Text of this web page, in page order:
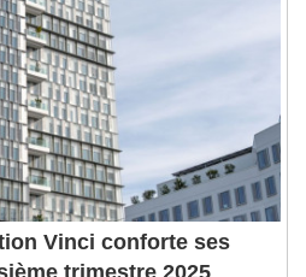
Vinci conforte ses